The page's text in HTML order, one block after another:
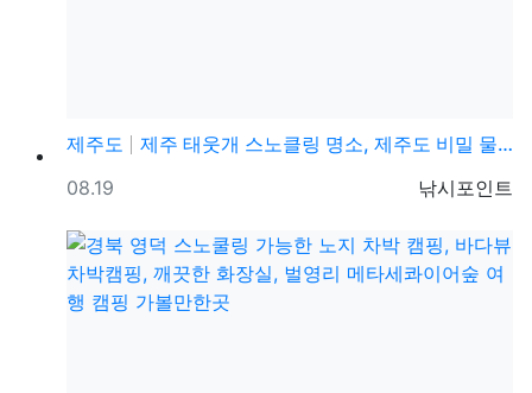
제주도
제주 태웃개 스노클링 명소, 제주도 비밀 물놀이 스팟 …
등록자
낚시포인트
등록일
08.19